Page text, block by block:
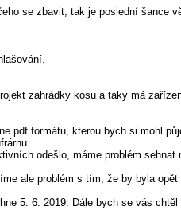
se zbavit, tak je poslední šance
zahrádky kosu a taky má
pdf formátu, kterou bych si mohl
odešlo, máme problém sehnat
ale problém s tím, že by byla opět
5. 6. 2019. Dále bych se vás